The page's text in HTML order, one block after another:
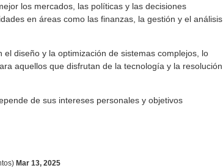
los mercados, las políticas y las decisiones
en áreas como las finanzas, la gestión y el análisis
diseño y la optimización de sistemas complejos, lo
aquellos que disfrutan de la tecnología y la resolución
de sus intereses personales y objetivos
Mar 13, 2025